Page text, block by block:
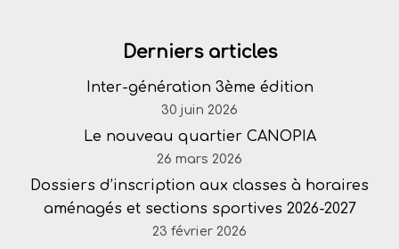
Derniers articles
Inter-génération 3ème édition
30 juin 2026
Le nouveau quartier CANOPIA
26 mars 2026
Dossiers d’inscription aux classes à horaires
aménagés et sections sportives 2026-2027
23 février 2026